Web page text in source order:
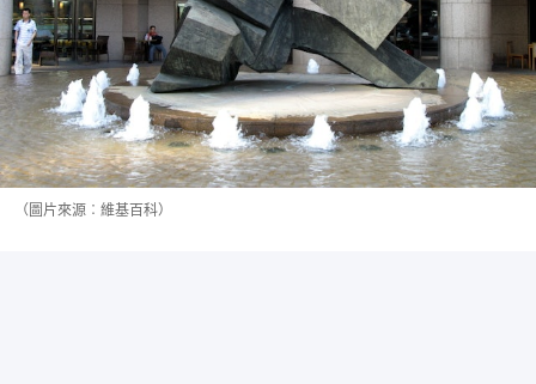
（圖片來源︰維基百科）